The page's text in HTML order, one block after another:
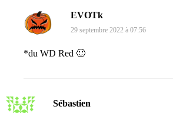
EVOTk
29 septembre 2022 à 07:56
*du WD Red 🙂
Sébastien